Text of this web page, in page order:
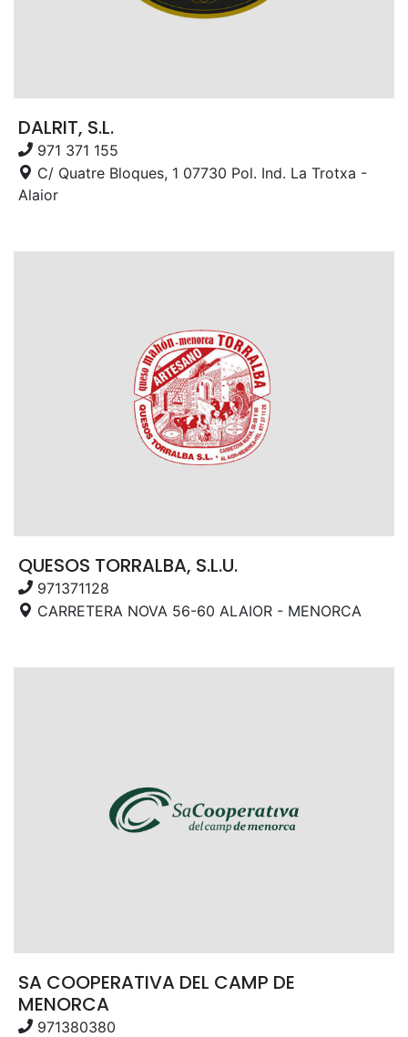
DALRIT, S.L.
971 371 155
C/ Quatre Bloques, 1 07730 Pol. Ind. La Trotxa -
Alaior
QUESOS TORRALBA, S.L.U.
971371128
CARRETERA NOVA 56-60 ALAIOR - MENORCA
SA COOPERATIVA DEL CAMP DE
MENORCA
971380380